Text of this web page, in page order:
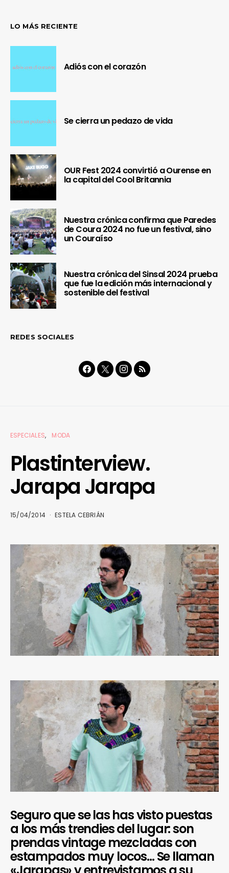
LO MÁS RECIENTE
Adiós con el corazón
Se cierra un pedazo de vida
OUR Fest 2024 convirtió a Ourense en
la capital del Cool Britannia
Nuestra crónica confirma que Paredes
de Coura 2024 no fue un festival, sino
un Couraíso
Nuestra crónica del Sinsal 2024 prueba
que fue la edición más internacional y
sostenible del festival
REDES SOCIALES
ESPECIALES MODA
Plastinterview.
Jarapa Jarapa
15/04/2014 ESTELA CEBRIÁN
Seguro que se las has visto puestas
a los más trendies del lugar: son
prendas vintage mezcladas con
estampados muy locos… Se llaman